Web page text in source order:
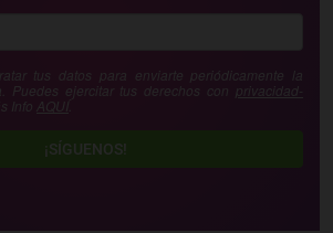
tus datos para enviarte periódicamente la
Puedes ejercitar tus derechos con privacidad-
Info AQUÍ
¡SÍGUENOS!